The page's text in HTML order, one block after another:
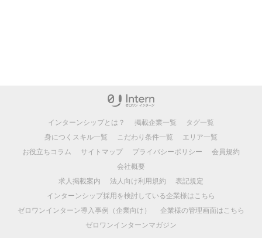
インターンシップとは？ 掲載企業一覧
タグ一覧
身につくスキル一覧
こだわり条件一覧
エリア一覧
お役立ちコラム
サイトマップ プライバシーポリシー
会員規約
会社概要
求人掲載案内
法人向け利用規約
表記規定
インターンシップ採用を検討している企業様はこちら
ゼロワンインターン導入事例（企業向け）
企業様の管理画面はこちら
ゼロワンインターンマガジン